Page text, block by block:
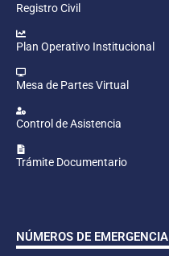
Registro Civil
Plan Operativo Institucional
Mesa de Partes Virtual
Control de Asistencia
Trámite Documentario
NÚMEROS DE EMERGENCIA